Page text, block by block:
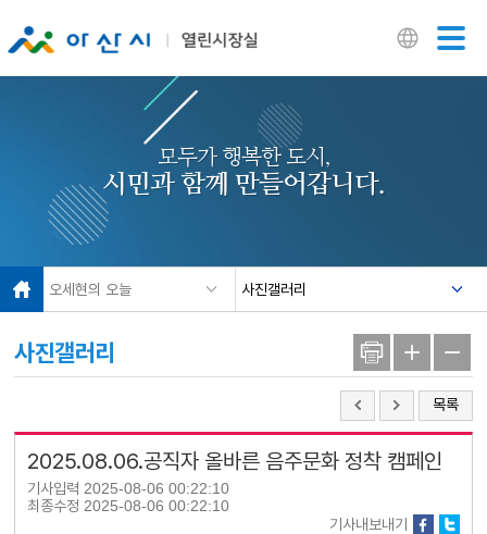
닫기
모두가 행복한 도시,
시민과 함께 만들어갑니다.
오세현의 오늘 사진갤러리
사진갤러리
목록
2025.08.06.공직자 올바른 음주문화 정착 캠페인
기사입력 2025-08-06 00:22:10
최종수정 2025-08-06 00:22:10
기사내보내기